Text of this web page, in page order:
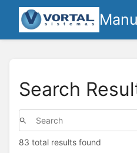
Search
83 total results found